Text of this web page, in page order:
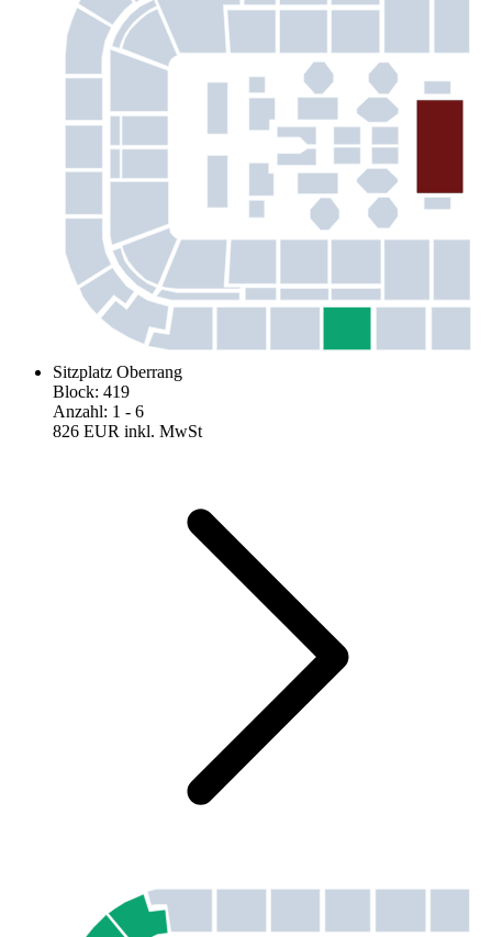
Sitzplatz Oberrang
Block: 419
Anzahl: 1 - 6
826 EUR inkl. MwSt